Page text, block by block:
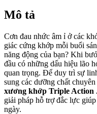
Mô tả
Cơn đau nhức âm ỉ ở các
giác cứng khớp mỗi buổi
năng động của bạn? Khi
đầu có những dấu hiệu lão
quan trọng. Để duy trì sự
sung các dưỡng chất
xương khớp Triple Action
giải pháp hỗ trợ đắc lực
ngày.